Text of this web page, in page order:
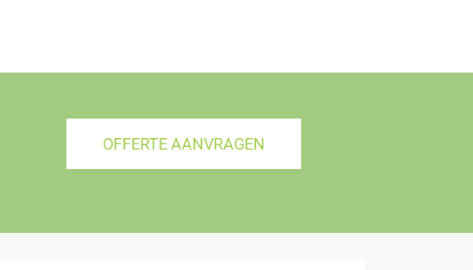
OFFERTE AANVRAGEN